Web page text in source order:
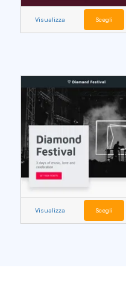
Visualizza Scegli
Visualizza Scegli